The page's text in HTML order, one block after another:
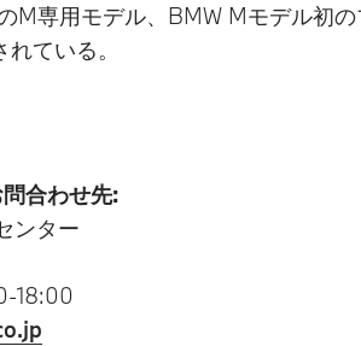
M専用モデル、BMW Mモデル初
ている。
合わせ先:
ンター
18:00